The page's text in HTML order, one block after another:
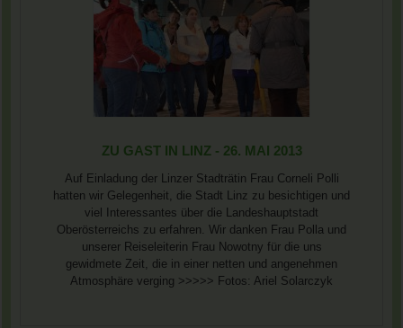
ZU GAST IN LINZ - 26. MAI 2013
Auf Einladung der Linzer Stadträtin Frau Corneli Polli
hatten wir Gelegenheit, die Stadt Linz zu besichtigen und
viel Interessantes über die Landeshauptstadt
Oberösterreichs zu erfahren. Wir danken Frau Polla und
unserer Reiseleiterin Frau Nowotny für die uns
gewidmete Zeit, die in einer netten und angenehmen
Atmosphäre verging >>>>> Fotos: Ariel Solarczyk